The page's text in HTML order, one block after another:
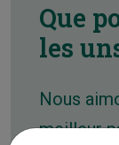
Que
les
Nous
meilleur